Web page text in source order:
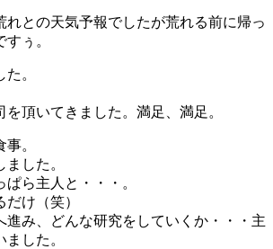
れとの天気予報でしたが荒れる前に帰っ
ぅ。
。
頂いてきました。満足、満足。
。
した。
ら主人と・・・。
け（笑）
進み、どんな研究をしていくか・・・主
した。